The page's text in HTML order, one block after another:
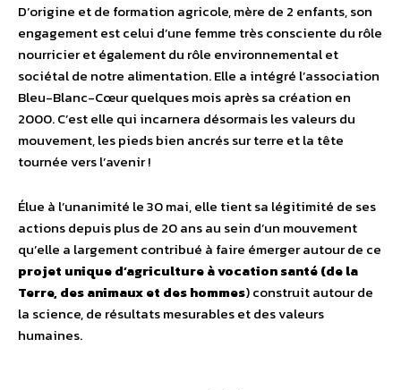
D’origine et de formation agricole, mère de 2 enfants, son
engagement est celui d’une femme très consciente du rôle
nourricier et également du rôle environnemental et
sociétal de notre alimentation. Elle a intégré l’association
Bleu-Blanc-Cœur quelques mois après sa création en
2000. C’est elle qui incarnera désormais les valeurs du
mouvement, les pieds bien ancrés sur terre et la tête
tournée vers l’avenir !
Élue à l’unanimité le 30 mai, elle tient sa légitimité de ses
actions depuis plus de 20 ans au sein d’un mouvement
qu’elle a largement contribué à faire émerger autour de ce
projet unique d’agriculture à vocation santé (de la
Terre, des animaux et des hommes) construit autour de
la science, de résultats mesurables et des valeurs
humaines.